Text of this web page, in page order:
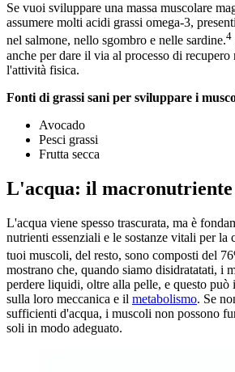
Se vuoi sviluppare una massa muscolare
assumere molti acidi grassi omega-3,
nel salmone, nello sgombro e nelle sardine.4
anche per dare il via al processo di recupero
l'attività fisica.
Fonti di grassi sani per sviluppare i
Avocado
Pesci grassi
Frutta secca
L'acqua: il
L'acqua viene spesso trascurata, ma è
nutrienti essenziali e le sostanze vitali per la
tuoi muscoli, del resto, sono composti del
mostrano che, quando siamo disidratatati, i
perdere liquidi, oltre alla pelle, e questo può
sulla loro meccanica e il metabolismo. Se
sufficienti d'acqua, i muscoli non possono
soli in modo adeguato.